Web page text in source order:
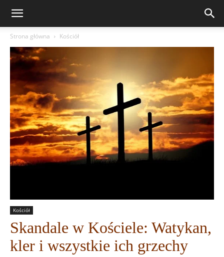
Strona główna Kościół
Kościół
Skandale w Kościele: Watykan,
kler i wszystkie ich grzechy